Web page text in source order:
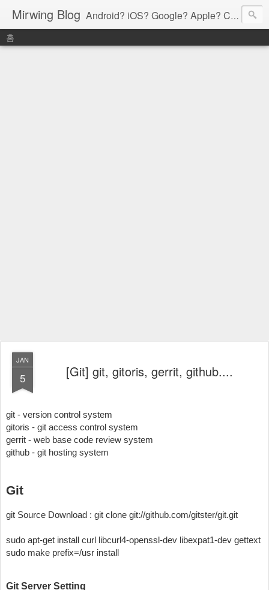
Mirwing Blog Android? iOS? Google? Apple? C? Java? Go? Python? Etc....ioi
홈
JAN
5 [Git] git, gitoris, gerrit, github....
git - version control system
gitoris - git access control system
gerrit - web base code review system
github - git hosting system
Git
git Source Download : git clone git://github.com/gitster/git.git
sudo apt-get install curl libcurl4-openssl-dev libexpat1-dev gettext
sudo make prefix=/usr install
Git Server Setting